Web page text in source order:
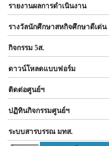
รายงานผลการดำเนินงาน
รางวัลนักศึกษาสหกิจศึกษาดีเด่น
กิจกรรม 5ส.
ดาวน์โหลดแบบฟอร์ม
ติดต่อศูนย์ฯ
ปฏิทินกิจกรรมศูนย์ฯ
ระบบสารบรรณ มทส.